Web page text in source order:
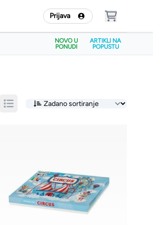
Prijava
NOVO U
PONUDI
ARTIKLI NA
POPUSTU